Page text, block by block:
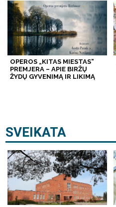
OPEROS „KITAS MIESTAS“
PREMJERA – APIE BIRŽŲ
ŽYDŲ GYVENIMĄ IR LIKIMĄ
SVEIKATA